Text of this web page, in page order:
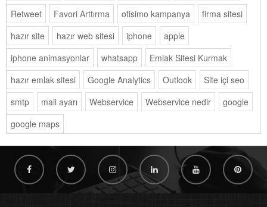
Retweet
Favori Arttırma ofisimo kampanya
firma sitesi
hazır site
hazır web sitesi iphone
apple
iphone animasyonlar
whatsapp
Emlak Sitesi Kurmak
hazır emlak sitesi
Google Analytics Outlook
Site içi seo
smtp
mail ayarı Webservice Webservice nedir
google
google maps